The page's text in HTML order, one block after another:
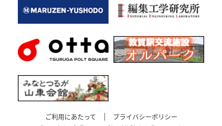
ご利用にあたって
プライバシーポリシー